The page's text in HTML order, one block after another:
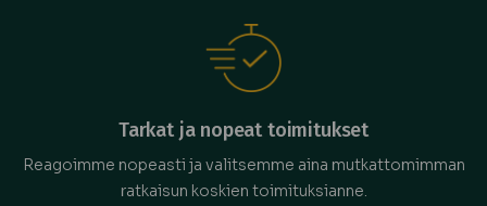
Tarkat ja nopeat toimitukset
Reagoimme nopeasti ja valitsemme aina mutkattomimman
ratkaisun koskien toimituksianne.